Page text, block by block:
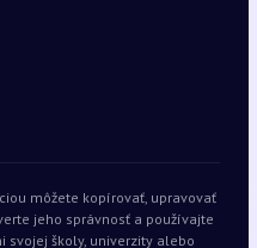
môžete kopírovať, upravovať
jeho správnosť a používajte
svojej školy, univerzity alebo